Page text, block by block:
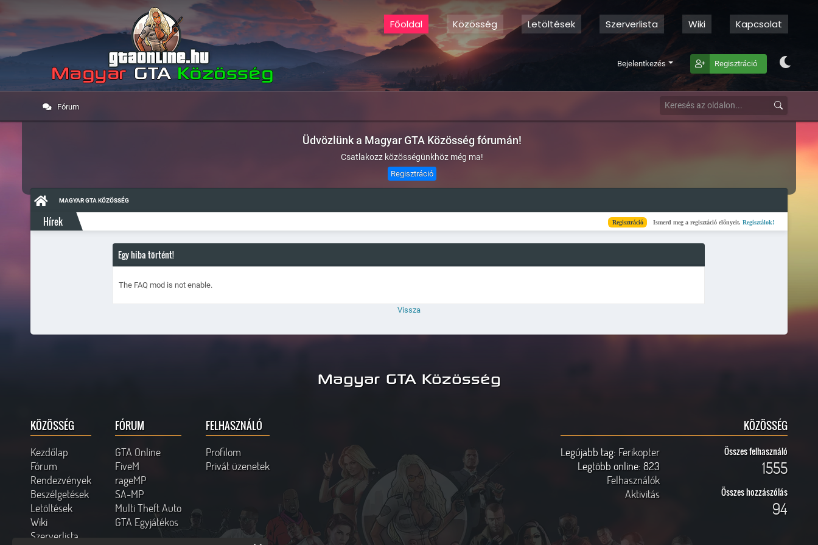
Főoldal Közösség Letöltések Szerverlista Wiki Kapcsolat
Bejelentkezés Regisztráció
Fórum
Üdvözlünk a Magyar GTA Közösség fórumán!
Csatlakozz közösségünkhöz még ma!
Regisztráció
MAGYAR GTA KÖZÖSSÉG
Hírek Regisztráció Ismerd meg a regisztáció előnyeit. Regisztálok! Kész
Egy hiba történt!
The FAQ mod is not enable.
Vissza
Magyar GTA Közösség
KÖZÖSSÉG
Kezdőlap
Fórum
Rendezvények
Beszélgetések
Letöltések
Wiki
Szerverlista
FÓRUM
GTA Online
FiveM
rageMP
SA-MP
Multi Theft Auto
GTA Egyjátékos
FELHASZNÁLÓ
Profilom
Privát üzenetek
KÖZÖSSÉG
Legújabb tag: Ferikopter
Legtöbb online: 823
Felhasználók
Aktivitás
Összes felhasználó
1555
Összes hozzászólás
94